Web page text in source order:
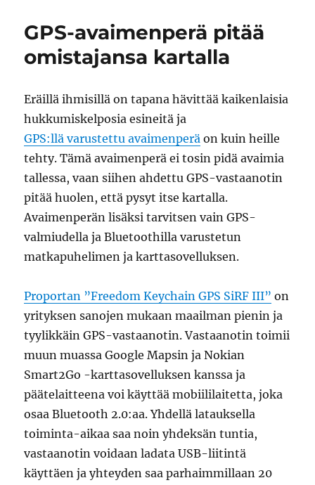
GPS-avaimenperä pitää
omistajansa kartalla
Eräillä ihmisillä on tapana hävittää kaikenlaisia
hukkumiskelposia esineitä ja
GPS:llä varustettu avaimenperä on kuin heille
tehty. Tämä avaimenperä ei tosin pidä avaimia
tallessa, vaan siihen ahdettu GPS-vastaanotin
pitää huolen, että pysyt itse kartalla.
Avaimenperän lisäksi tarvitsen vain GPS-
valmiudella ja Bluetoothilla varustetun
matkapuhelimen ja karttasovelluksen.
Proportan ”Freedom Keychain GPS SiRF III” on
yrityksen sanojen mukaan maailman pienin ja
tyylikkäin GPS-vastaanotin. Vastaanotin toimii
muun muassa Google Mapsin ja Nokian
Smart2Go -karttasovelluksen kanssa ja
päätelaitteena voi käyttää mobiililaitetta, joka
osaa Bluetooth 2.0:aa. Yhdellä latauksella
toiminta-aikaa saa noin yhdeksän tuntia,
vastaanotin voidaan ladata USB-liitintä
käyttäen ja yhteyden saa parhaimmillaan 20